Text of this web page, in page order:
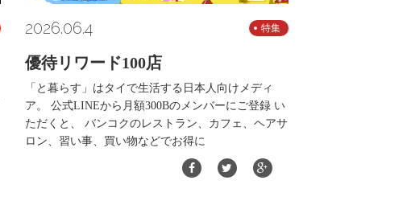
2026.06.4 特集
優待リワード100店
「と暮らす」はタイで生活する日本人向けメディ
ア。 公式LINEから月額300Bのメンバーにご登録 い
ただくと、 バンコクのレストラン、カフェ、ヘアサ
ロン、習い事、買い物などでお得に